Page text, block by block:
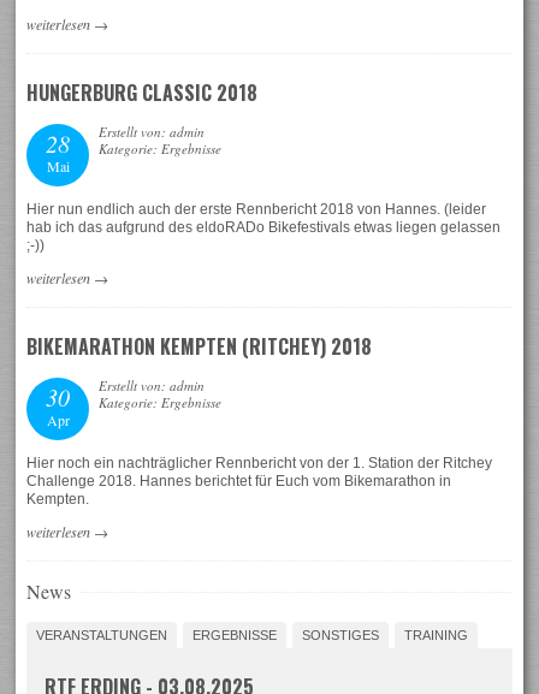
weiterlesen →
HUNGERBURG CLASSIC 2018
28
Mai
Erstellt von: admin
Kategorie: Ergebnisse
Hier nun endlich auch der erste Rennbericht 2018 von Hannes. (leider
hab ich das aufgrund des eldoRADo Bikefestivals etwas liegen gelassen
;-))
weiterlesen →
BIKEMARATHON KEMPTEN (RITCHEY) 2018
30
Apr
Erstellt von: admin
Kategorie: Ergebnisse
Hier noch ein nachträglicher Rennbericht von der 1. Station der Ritchey
Challenge 2018. Hannes berichtet für Euch vom Bikemarathon in
Kempten.
weiterlesen →
News
VERANSTALTUNGEN ERGEBNISSE SONSTIGES TRAINING
RTF ERDING - 03.08.2025